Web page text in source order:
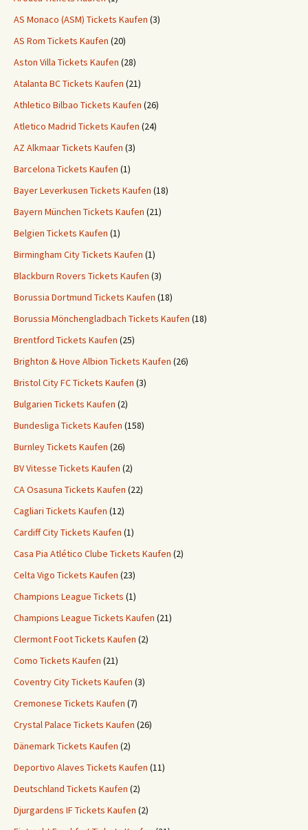
AS Monaco (ASM) Tickets Kaufen (3)
AS Rom Tickets Kaufen (20)
Aston Villa Tickets Kaufen (28)
Atalanta BC Tickets Kaufen (21)
Athletico Bilbao Tickets Kaufen (26)
Atletico Madrid Tickets Kaufen (24)
AZ Alkmaar Tickets Kaufen (3)
Barcelona Tickets Kaufen (1)
Bayer Leverkusen Tickets Kaufen (18)
Bayern München Tickets Kaufen (21)
Belgien Tickets Kaufen (1)
Birmingham City Tickets Kaufen (1)
Blackburn Rovers Tickets Kaufen (3)
Borussia Dortmund Tickets Kaufen (18)
Borussia Mönchengladbach Tickets Kaufen (18)
Brentford Tickets Kaufen (25)
Brighton & Hove Albion Tickets Kaufen (26)
Bristol City FC Tickets Kaufen (3)
Bulgarien Tickets Kaufen (2)
Bundesliga Tickets Kaufen (158)
Burnley Tickets Kaufen (26)
BV Vitesse Tickets Kaufen (2)
CA Osasuna Tickets Kaufen (22)
Cagliari Tickets Kaufen (12)
Cardiff City Tickets Kaufen (1)
Casa Pia Atlético Clube Tickets Kaufen (2)
Celta Vigo Tickets Kaufen (23)
Champions League Tickets (1)
Champions League Tickets Kaufen (21)
Clermont Foot Tickets Kaufen (2)
Como Tickets Kaufen (21)
Coventry City Tickets Kaufen (3)
Cremonese Tickets Kaufen (7)
Crystal Palace Tickets Kaufen (26)
Dänemark Tickets Kaufen (2)
Deportivo Alaves Tickets Kaufen (11)
Deutschland Tickets Kaufen (2)
Djurgardens IF Tickets Kaufen (2)